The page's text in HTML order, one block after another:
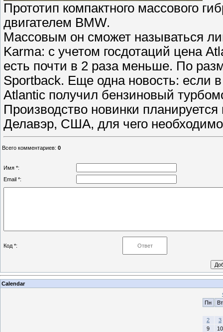
Прототип компактного массового
двигателем BMW.
Массовым он сможет называться
Karma: с учетом госдотаций цена
есть почти в 2 раза меньше. По
Sportback. Еще одна новость: если
Atlantic получил бензиновый
Производство новинки
Делавэр, США, для чего
Всего комментариев: 0
Имя *:
Email *:
Код *:
Calendar
Пн
Вт
2
3
9
10